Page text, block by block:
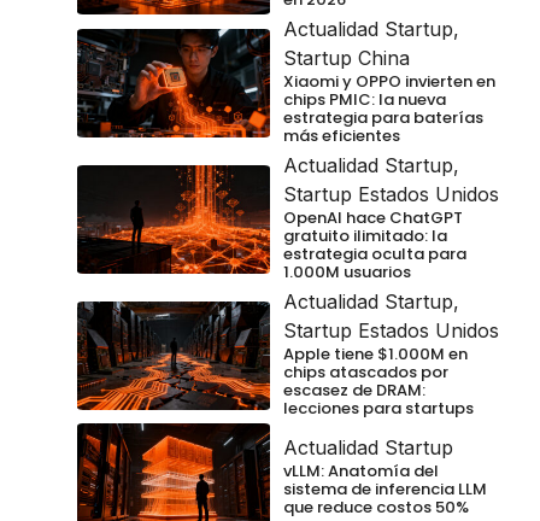
Actualidad Startup,
Startup China
Xiaomi y OPPO invierten en
chips PMIC: la nueva
estrategia para baterías
más eficientes
Actualidad Startup,
Startup Estados Unidos
OpenAI hace ChatGPT
gratuito ilimitado: la
estrategia oculta para
1.000M usuarios
Actualidad Startup,
Startup Estados Unidos
Apple tiene $1.000M en
chips atascados por
escasez de DRAM:
lecciones para startups
Actualidad Startup
vLLM: Anatomía del
sistema de inferencia LLM
que reduce costos 50%